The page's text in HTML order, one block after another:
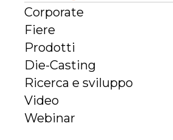
Corporate
Fiere
Prodotti
Die-Casting
Ricerca e sviluppo
Video
Webinar